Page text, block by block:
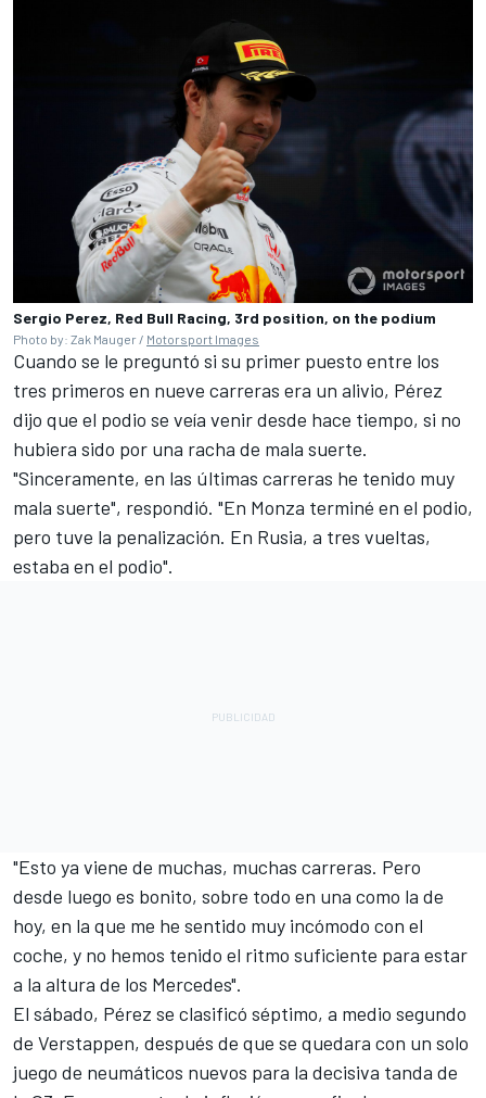
Sergio Perez, Red Bull Racing, 3rd position, on the podium
Photo by: Zak Mauger / Motorsport Images
Cuando se le preguntó si su primer puesto entre los
tres primeros en nueve carreras era un alivio, Pérez
dijo que el podio se veía venir desde hace tiempo, si no
hubiera sido por una racha de mala suerte.
"Sinceramente, en las últimas carreras he tenido muy
mala suerte", respondió. "En Monza terminé en el podio,
pero tuve la penalización. En Rusia, a tres vueltas,
estaba en el podio".
"Esto ya viene de muchas, muchas carreras. Pero
desde luego es bonito, sobre todo en una como la de
hoy, en la que me he sentido muy incómodo con el
coche, y no hemos tenido el ritmo suficiente para estar
a la altura de los Mercedes".
El sábado, Pérez se clasificó séptimo, a medio segundo
de Verstappen, después de que se quedara con un solo
juego de neumáticos nuevos para la decisiva tanda de